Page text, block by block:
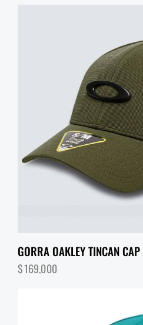
GORRA OAKLEY TINCAN
$169,000